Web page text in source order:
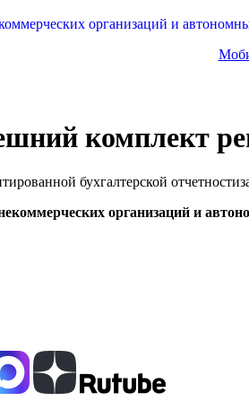
организаций и
комплект
бухгалтерской
организаций и